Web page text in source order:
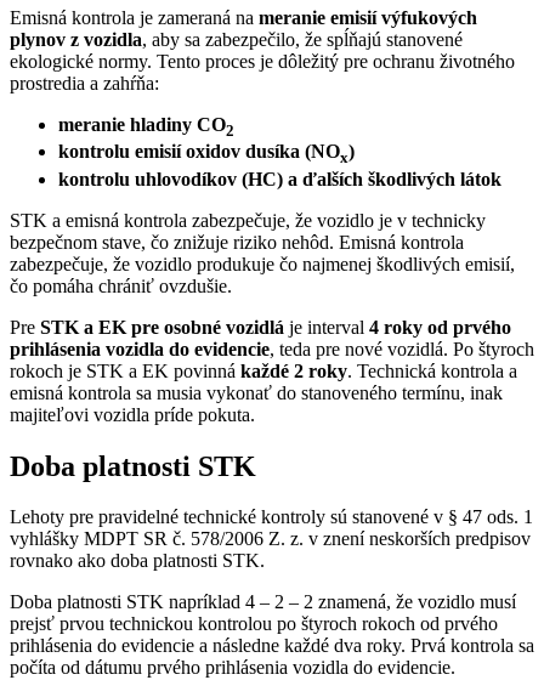
Emisná kontrola je zameraná na meranie emisií výfukových
plynov z vozidla, aby sa zabezpečilo, že spĺňajú stanovené
ekologické normy. Tento proces je dôležitý pre ochranu životného
prostredia a zahŕňa:
meranie hladiny CO2
kontrolu emisií oxidov dusíka (NOx)
kontrolu uhlovodíkov (HC) a ďalších škodlivých látok
STK a emisná kontrola zabezpečuje, že vozidlo je v technicky
bezpečnom stave, čo znižuje riziko nehôd. Emisná kontrola
zabezpečuje, že vozidlo produkuje čo najmenej škodlivých emisií,
čo pomáha chrániť ovzdušie.
Pre STK a EK pre osobné vozidlá je interval 4 roky od prvého
prihlásenia vozidla do evidencie, teda pre nové vozidlá. Po štyroch
rokoch je STK a EK povinná každé 2 roky. Technická kontrola a
emisná kontrola sa musia vykonať do stanoveného termínu, inak
majiteľovi vozidla príde pokuta.
Doba platnosti STK
Lehoty pre pravidelné technické kontroly sú stanovené v § 47 ods. 1
vyhlášky MDPT SR č. 578/2006 Z. z. v znení neskorších predpisov
rovnako ako doba platnosti STK.
Doba platnosti STK napríklad 4 – 2 – 2 znamená, že vozidlo musí
prejsť prvou technickou kontrolou po štyroch rokoch od prvého
prihlásenia do evidencie a následne každé dva roky. Prvá kontrola sa
počíta od dátumu prvého prihlásenia vozidla do evidencie.